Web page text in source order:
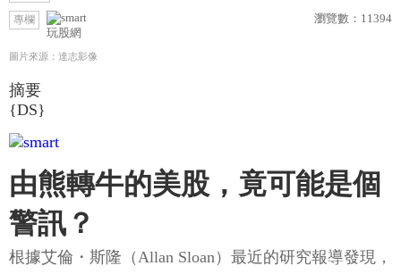
專欄
玩股網
瀏覽數： 11394
圖片來源：達志影像
摘要
{DS}
由熊轉牛的美股，竟可能是個
警訊？
根據艾倫・斯隆（Allan Sloan）最近的研究報導發現，